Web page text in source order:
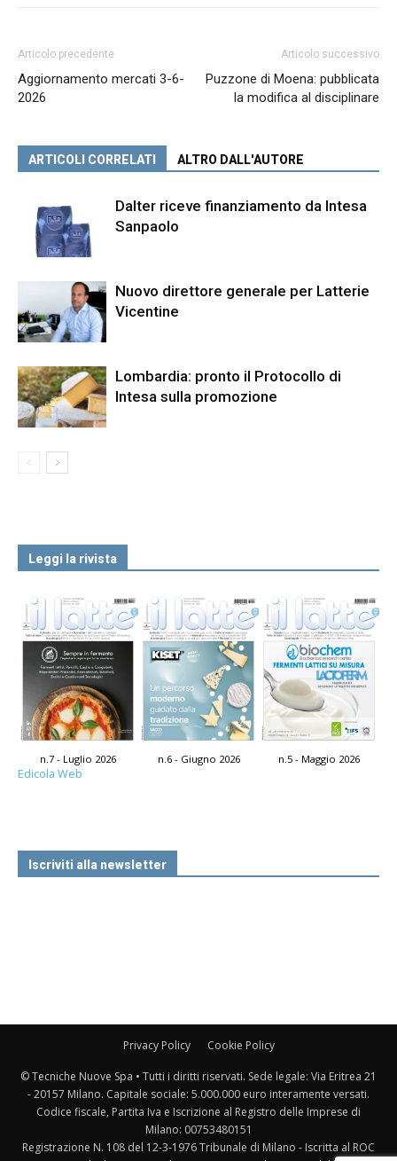
Articolo precedente
Aggiornamento mercati 3-6-
2026
Articolo successivo
Puzzone di Moena: pubblicata
la modifica al disciplinare
ARTICOLI CORRELATI ALTRO DALL'AUTORE
Dalter riceve finanziamento da Intesa
Sanpaolo
Nuovo direttore generale per Latterie
Vicentine
Lombardia: pronto il Protocollo di
Intesa sulla promozione
Leggi la rivista
n.7 - Luglio 2026 n.6 - Giugno 2026 n.5 - Maggio 2026
Edicola Web
Iscriviti alla newsletter
Privacy Policy Cookie Policy
© Tecniche Nuove Spa • Tutti i diritti riservati. Sede legale: Via Eritrea 21
- 20157 Milano. Capitale sociale: 5.000.000 euro interamente versati.
Codice fiscale, Partita Iva e Iscrizione al Registro delle Imprese di
Milano: 00753480151
Registrazione N. 108 del 12-3-1976 Tribunale di Milano - Iscritta al ROC